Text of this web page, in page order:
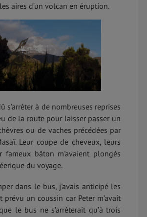
aires d’un volcan en éruption.
s’arrêter à de nombreuses reprises
de la route pour laisser passer un
ou de vaches précédées par
Leur coupe de cheveux, leurs
fameux bâton m'avaient plongés
du voyage.
dans le bus, j'avais anticipé les
prévu un coussin car Peter m’avait
le bus ne s’arrêterait qu’à trois